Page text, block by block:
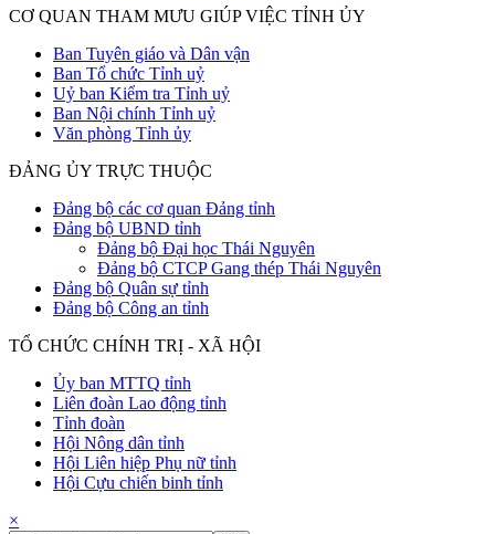
CƠ QUAN THAM MƯU GIÚP VIỆC TỈNH ỦY
Ban Tuyên giáo và Dân vận
Ban Tổ chức Tỉnh uỷ
Uỷ ban Kiểm tra Tỉnh uỷ
Ban Nội chính Tỉnh uỷ
Văn phòng Tỉnh ủy
ĐẢNG ỦY TRỰC THUỘC
Đảng bộ các cơ quan Đảng tỉnh
Đảng bộ UBND tỉnh
Đảng bộ Đại học Thái Nguyên
Đảng bộ CTCP Gang thép Thái Nguyên
Đảng bộ Quân sự tỉnh
Đảng bộ Công an tỉnh
TỔ CHỨC CHÍNH TRỊ - XÃ HỘI
Ủy ban MTTQ tỉnh
Liên đoàn Lao động tỉnh
Tỉnh đoàn
Hội Nông dân tỉnh
Hội Liên hiệp Phụ nữ tỉnh
Hội Cựu chiến binh tỉnh
×